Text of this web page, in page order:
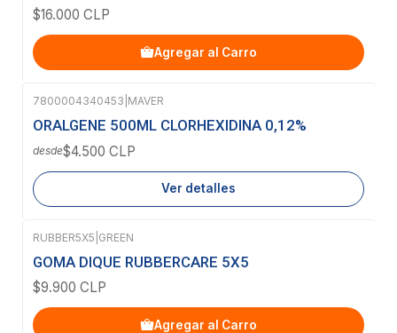
$16.000 CLP
Agregar al Carro
Agotado
7800004340453 MAVER
ORALGENE 500ML CLORHEXIDINA 0,12%
desde$4.500 CLP
Ver detalles
RUBBER5X5 GREEN
GOMA DIQUE RUBBERCARE 5X5
$9.900 CLP
Agregar al Carro